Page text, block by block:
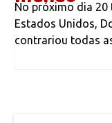
No próximo dia 20
Estados Unidos,
contrariou todas